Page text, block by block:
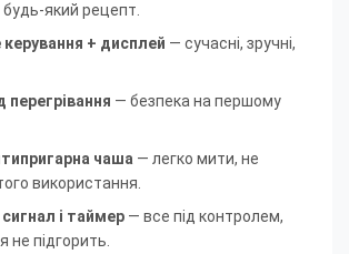
будь-який рецепт.
керування + дисплей — сучасні, зручні,
перегрівання — безпека на першому
чаша — легко мити, не
використання.
і таймер — все під контролем,
не підгорить.